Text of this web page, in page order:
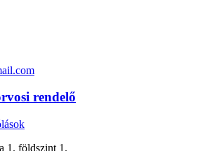
rendelő
1. földszint 1.